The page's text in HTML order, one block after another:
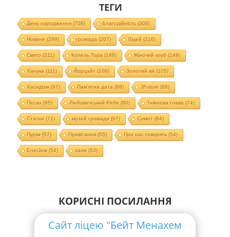
ТЕГИ
День народження(708) Благодійність (308)
Новини (299) громада (267) Ліцей (216)
Свято (211) Колель Тора (188) Жіночий клуб (149)
Ханука (111) Йорцайт (108) Золотий вік(105)
Хасидізм (97) Пам'ятна дата (88) JFuture (88)
Песах(85) Любавичський Ребе (80) Тижнева глава (74)
Статьи (71) музей громади (67) Суккот (64)
Пурім (57) Привітання(55) Про нас говорять (54)
EnerJew(54) хали (53)
КОРИСНІ ПОСИЛАННЯ
Сайт ліцею "Бейт Менахем